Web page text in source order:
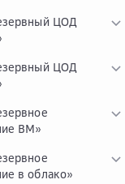
ЦОД
ЦОД
ВМ»
в облако»